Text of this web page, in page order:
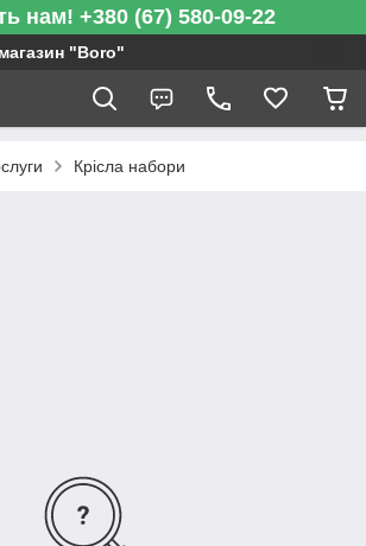
нам! +380 (67) 580-09-22
магазин "Boro"
Крісла набори